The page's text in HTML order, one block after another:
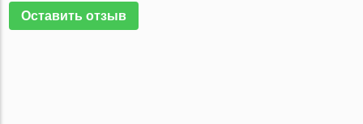
Оставить отзыв